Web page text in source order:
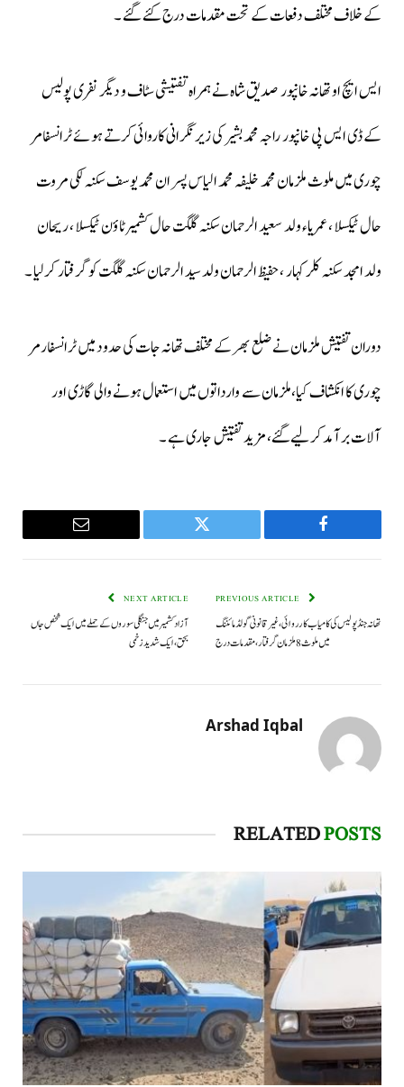
کے خلاف مختلف دفعات کے تحت مقدمات درج کئے گئے ۔
ایس ایچ او تھانہ خانپور صدیق شاہ نے ہمراہ تفتیشی سٹاف و دیگر نفری پولیس
کے ڈی ایس پی خانپور راجہ محمد بشیر کی زیر نگرانی کاروائی کرتے ہوئے ٹرانسفامر
چوری میں ملوث ملزمان محمد خلیفہ محمد الیاس پسران محمد یوسف سکنہ لکی مروت
حال ٹیکسلا ، عمریاء ولد سعید الرحمان سکنہ گلگت حال کشمیر ٹاؤن ٹیکسلا ، ریحان
ولد امجد سکنہ کلر کہار ، حفیظ الرحمان ولد سید الرحمان سکنہ گلگت کو گرفتار کرلیا ۔
دوران تفتیش ملزمان نے ضلع بھر کے مختلف تھانہ جات کی حدود میں ٹرانسفارمر
چوری کا انکشاف کیا،ملزمان سے وارداتوں میں استعمال ہونے والی گاڑی اور
آلات برآمد کرلیےگئے، مزید تفتیش جاری ہے ۔
Facebook
Twitter
Email
تھانہ جنڈ پولیس کی کامیاب کارروائی، غیر قانونی گولڈ مائننگ
میں ملوث 8 ملزمان گرفتار، مقدمات درج
NEXT ARTICLE
آزادکشمیر میں جنگلی سوروں کے حملے میں ایک شخص جاں
بحق، ایک شدید زخمی
Arshad Iqbal
RELATEDPOSTS